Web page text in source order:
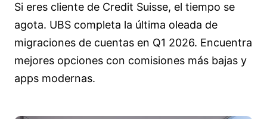
Si eres cliente de Credit Suisse, el tiempo se
agota. UBS completa la última oleada de
migraciones de cuentas en Q1 2026. Encuentra
mejores opciones con comisiones más bajas y
apps modernas.